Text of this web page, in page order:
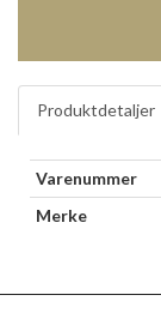
Produktdetaljer
Varenummer
Merke